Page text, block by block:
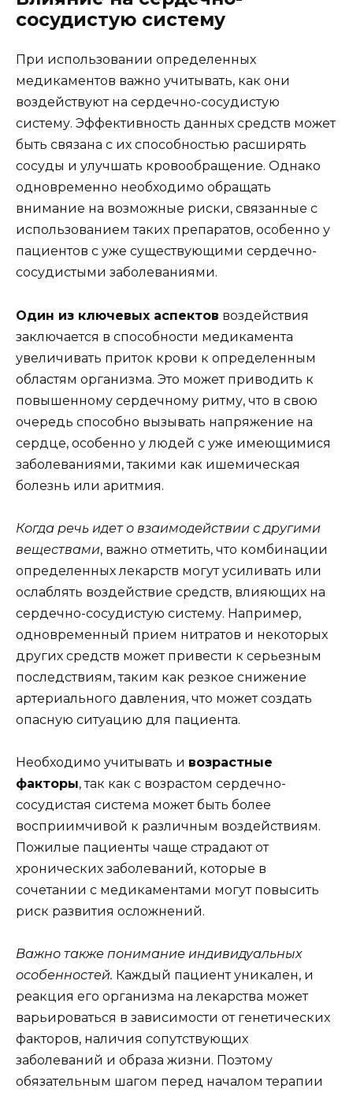
сосудистую систему
При использовании определенных
медикаментов важно учитывать, как они
воздействуют на сердечно-сосудистую
систему. Эффективность данных средств может
быть связана с их способностью расширять
сосуды и улучшать кровообращение. Однако
одновременно необходимо обращать
внимание на возможные риски, связанные с
использованием таких препаратов, особенно у
пациентов с уже существующими сердечно-
сосудистыми заболеваниями.
Один из ключевых аспектов воздействия
заключается в способности медикамента
увеличивать приток крови к определенным
областям организма. Это может приводить к
повышенному сердечному ритму, что в свою
очередь способно вызывать напряжение на
сердце, особенно у людей с уже имеющимися
заболеваниями, такими как ишемическая
болезнь или аритмия.
Когда речь идет о взаимодействии с другими
веществами, важно отметить, что комбинации
определенных лекарств могут усиливать или
ослаблять воздействие средств, влияющих на
сердечно-сосудистую систему. Например,
одновременный прием нитратов и некоторых
других средств может привести к серьезным
последствиям, таким как резкое снижение
артериального давления, что может создать
опасную ситуацию для пациента.
Необходимо учитывать и возрастные
факторы, так как с возрастом сердечно-
сосудистая система может быть более
восприимчивой к различным воздействиям.
Пожилые пациенты чаще страдают от
хронических заболеваний, которые в
сочетании с медикаментами могут повысить
риск развития осложнений.
Важно также понимание индивидуальных
особенностей. Каждый пациент уникален, и
реакция его организма на лекарства может
варьироваться в зависимости от генетических
факторов, наличия сопутствующих
заболеваний и образа жизни. Поэтому
обязательным шагом перед началом терапии